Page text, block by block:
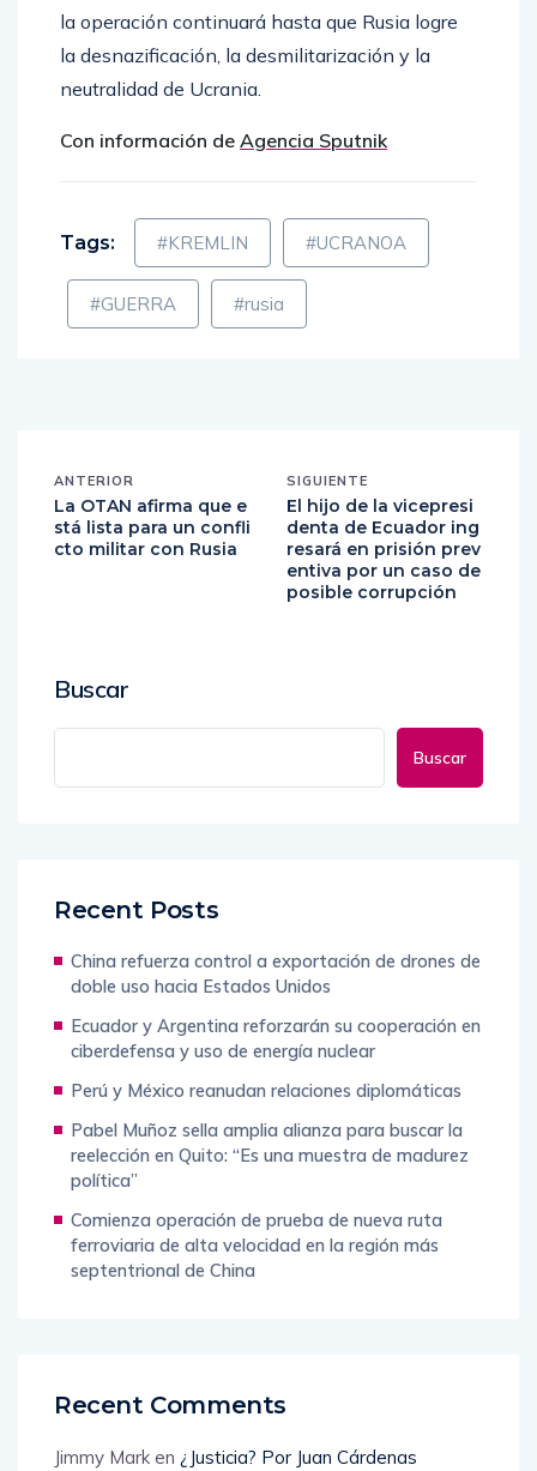
la operación continuará hasta que Rusia logre
la desnazificación, la desmilitarización y la
neutralidad de Ucrania.
Con información de Agencia Sputnik
Tags: #KREMLIN #UCRANOA
#GUERRA #rusia
ANTERIOR
La OTAN afirma que e
stá lista para un confli
cto militar con Rusia
SIGUIENTE
El hijo de la vicepresi
denta de Ecuador ing
resará en prisión prev
entiva por un caso de
posible corrupción
Buscar
Buscar
Recent Posts
China refuerza control a exportación de drones de
doble uso hacia Estados Unidos
Ecuador y Argentina reforzarán su cooperación en
ciberdefensa y uso de energía nuclear
Perú y México reanudan relaciones diplomáticas
Pabel Muñoz sella amplia alianza para buscar la
reelección en Quito: “Es una muestra de madurez
política”
Comienza operación de prueba de nueva ruta
ferroviaria de alta velocidad en la región más
septentrional de China
Recent Comments
Jimmy Mark en ¿Justicia? Por Juan Cárdenas